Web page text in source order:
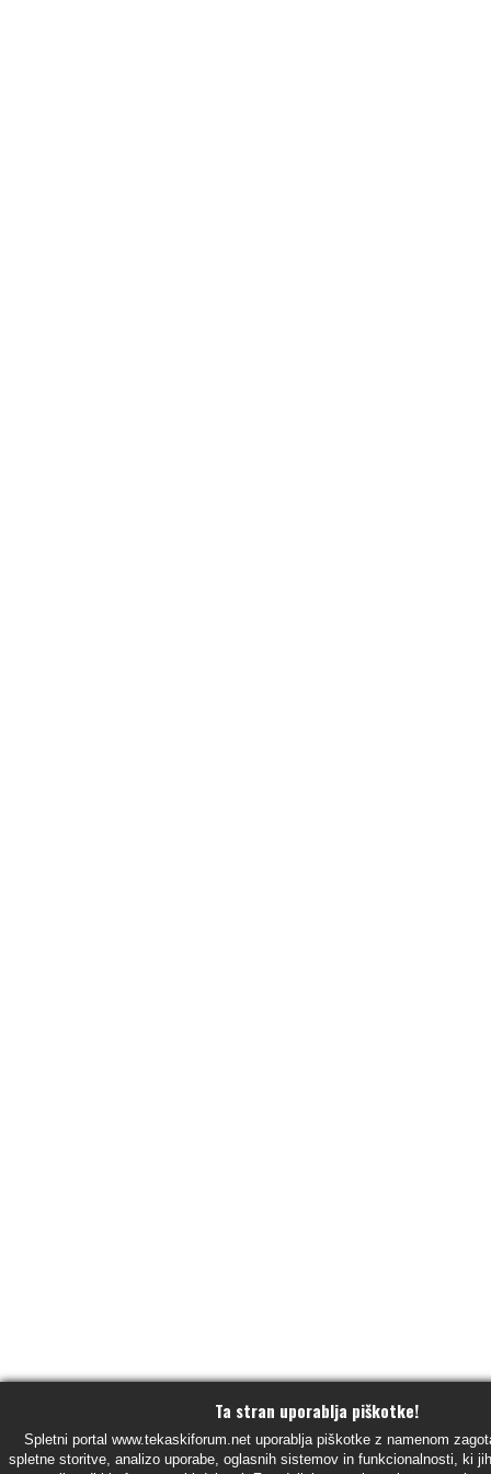
Ta stran uporablja piškotke!
Spletni portal www.tekaskiforum.net uporablja piškotke z namenom
spletne storitve, analizo uporabe, oglasnih sistemov in funkcionalnosti, ki